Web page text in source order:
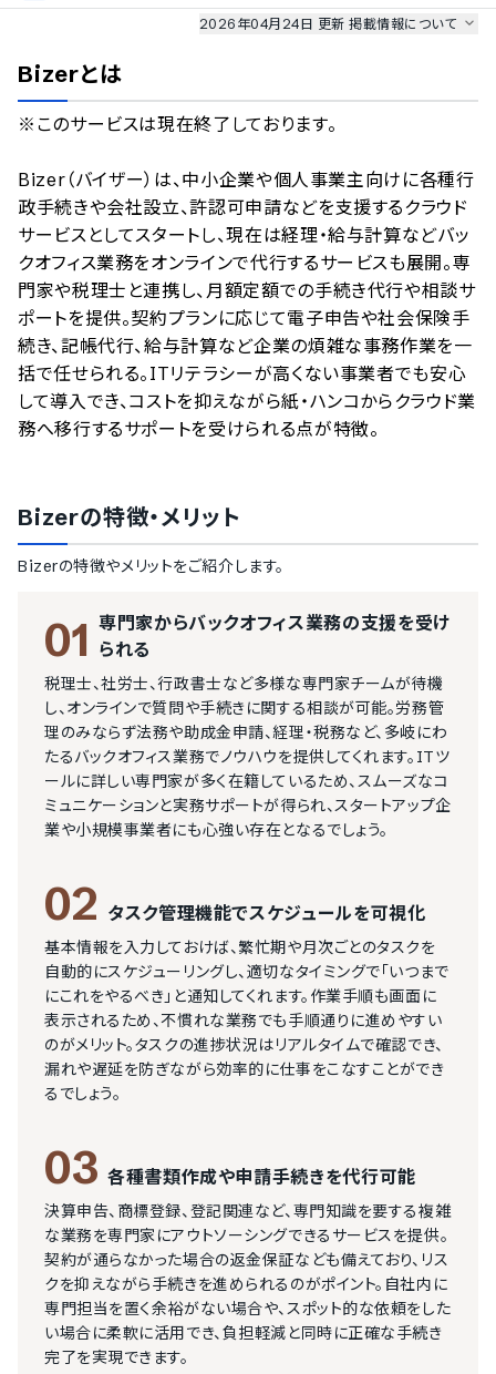
2026年04月24日 更新掲載情報について
のサービスデータを参照しています。
情報更新者：人事DX最強ナビ 編集部 情報取得元
Bizerとは
※このサービスは現在終了しております。
Bizer（バイザー）は、中小企業や個人事業主向けに各種行
政手続きや会社設立、許認可申請などを支援するクラウド
サービスとしてスタートし、現在は経理・給与計算などバッ
クオフィス業務をオンラインで代行するサービスも展開。専
門家や税理士と連携し、月額定額での手続き代行や相談サ
ポートを提供。契約プランに応じて電子申告や社会保険手
続き、記帳代行、給与計算など企業の煩雑な事務作業を一
括で任せられる。ITリテラシーが高くない事業者でも安心
して導入でき、コストを抑えながら紙・ハンコからクラウド業
務へ移行するサポートを受けられる点が特徴。
Bizerの特徴・メリット
Bizerの特徴やメリットをご紹介します。
01 専門家からバックオフィス業務の支援を受け
られる
税理士、社労士、行政書士など多様な専門家チームが待機
し、オンラインで質問や手続きに関する相談が可能。労務管
理のみならず法務や助成金申請、経理・税務など、多岐にわ
たるバックオフィス業務でノウハウを提供してくれます。ITツ
ールに詳しい専門家が多く在籍しているため、スムーズなコ
ミュニケーションと実務サポートが得られ、スタートアップ企
業や小規模事業者にも心強い存在となるでしょう。
02 タスク管理機能でスケジュールを可視化
基本情報を入力しておけば、繁忙期や月次ごとのタスクを
自動的にスケジューリングし、適切なタイミングで「いつまで
にこれをやるべき」と通知してくれます。作業手順も画面に
表示されるため、不慣れな業務でも手順通りに進めやすい
のがメリット。タスクの進捗状況はリアルタイムで確認でき、
漏れや遅延を防ぎながら効率的に仕事をこなすことができ
るでしょう。
03 各種書類作成や申請手続きを代行可能
決算申告、商標登録、登記関連など、専門知識を要する複雑
な業務を専門家にアウトソーシングできるサービスを提供。
契約が通らなかった場合の返金保証なども備えており、リス
クを抑えながら手続きを進められるのがポイント。自社内に
専門担当を置く余裕がない場合や、スポット的な依頼をした
い場合に柔軟に活用でき、負担軽減と同時に正確な手続き
完了を実現できます。